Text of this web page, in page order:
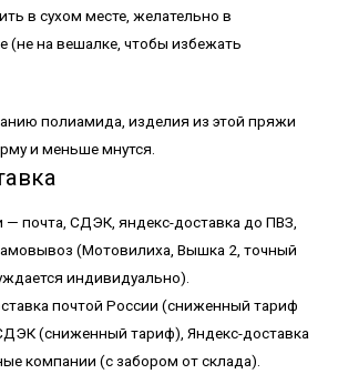
в сухом месте, желательно в
(не на вешалке, чтобы избежать
полиамида, изделия из этой пряжи
и меньше мнутся.
почта, СДЭК, яндекс-доставка до ПВЗ,
(Мотовилиха, Вышка 2, точный
индивидуально).
почтой России (сниженный тариф
(сниженный тариф), Яндекс-доставка
компании (с забором от склада).